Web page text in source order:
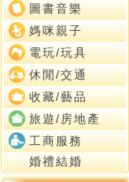
圖書音樂
媽咪親子
電玩/玩具
休閒/交通
收藏/藝品
旅遊/房地產
工商服務
婚禮結婚